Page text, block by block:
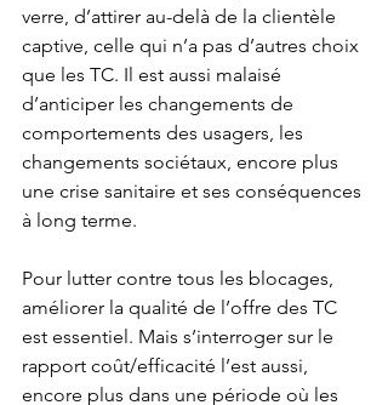
verre, d’attirer au-delà de la clientèle
captive, celle qui n’a pas d’autres choix
que les TC. Il est aussi malaisé
d’anticiper les changements de
comportements des usagers, les
changements sociétaux, encore plus
une crise sanitaire et ses conséquences
à long terme.
Pour lutter contre tous les blocages,
améliorer la qualité de l’offre des TC
est essentiel. Mais s’interroger sur le
rapport coût/efficacité l’est aussi,
encore plus dans une période où les